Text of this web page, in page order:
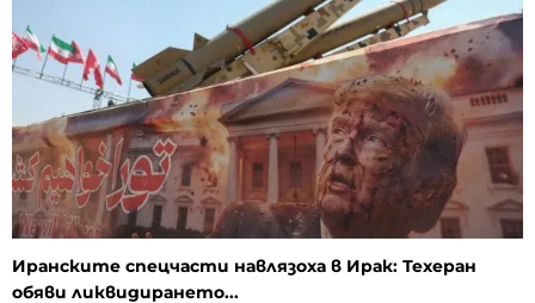
Иранските спецчасти навлязоха в Ирак: Техеран
обяви ликвидирането...